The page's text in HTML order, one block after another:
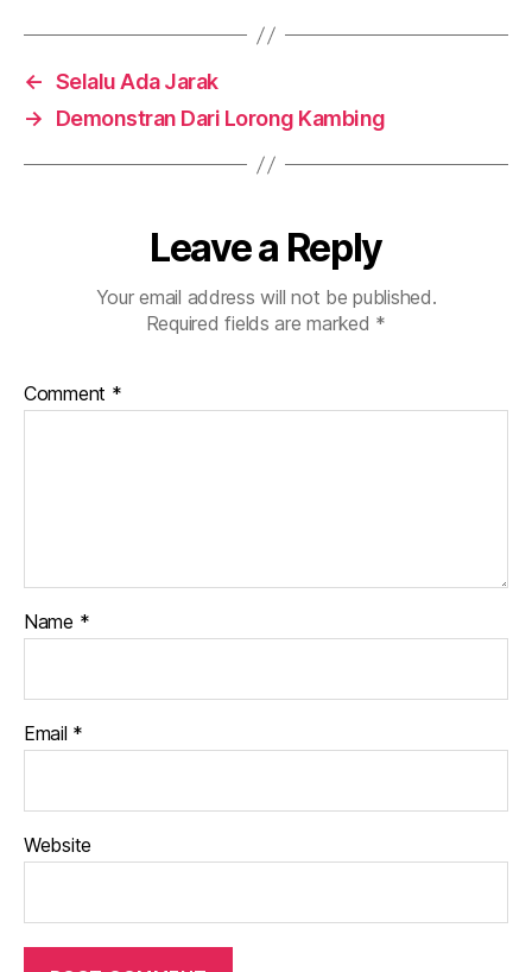
c
e
b
o
o
at
s
A
p
p
k
e
dI
n
← Selalu Ada Jarak
→
Demonstran Dari Lorong Kambing
Leave a Reply
Your email address will not be published.
Required fields are marked *
Comment *
Name *
Email *
Website